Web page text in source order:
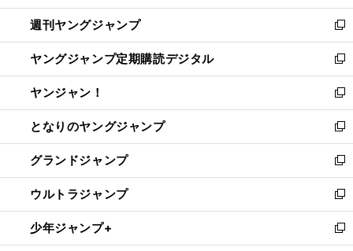
開
く
ウ
で
開
く
ン
ド
ウ
で
開
く
ウ
ィ
ン
ド
ウ
で
開
く
週刊ヤングジャンプ
新
し
い
ウ
ィ
ン
ド
ウ
で
開
く
ヤングジャンプ定期購読デジタル
新
し
い
ウ
ィ
ン
ド
ウ
で
開
く
ヤンジャン！
新
し
い
ウ
ィ
ン
ド
ウ
で
開
となりのヤングジャンプ
新
し
い
ウ
ィ
ン
ド
ウ
グランドジャンプ
新
し
い
ウ
ィ
ン
ウルトラジャンプ
新
し
い
ウ
少年ジャンプ+
新
し